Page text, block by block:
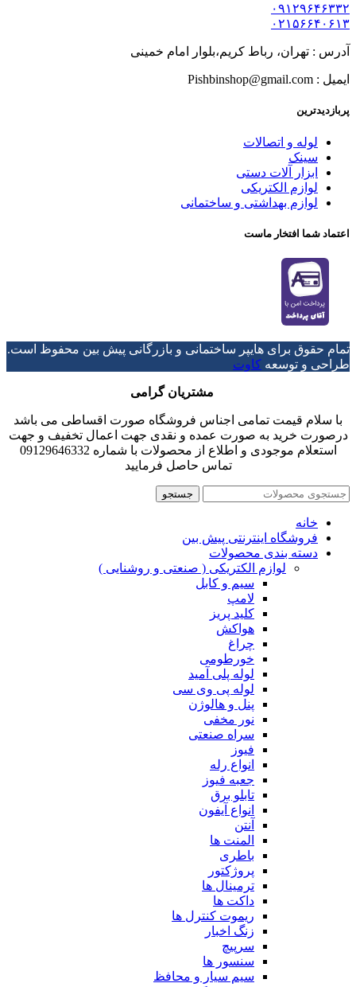
۰۹۱۲۹۶۴۶۳۳۲
۰۲۱۵۶۶۴۰۶۱۳
آدرس : تهران، رباط کریم،بلوار امام خمینی
ایمیل : Pishbinshop@gmail.com
پربازدیدترین
لوله و اتصالات
سینک
ابزار آلات دستی
لوازم الکتریکی
لوازم بهداشتی و ساختمانی
اعتماد شما افتخار ماست
تمام حقوق برای هایپر ساختمانی و بازرگانی پیش بین محفوظ است.
طراحی و توسعه کاوت
مشتریان گرامی
با سلام قیمت تمامی اجناس فروشگاه صورت اقساطی می باشد
درصورت خرید به صورت عمده و نقدی جهت اعمال تخفیف و جهت
استعلام موجودی و اطلاع از محصولات با شماره 09129646332
تماس حاصل فرمایید
جستجو
خانه
فروشگاه اینترنتی پیش بین
دسته بندی محصولات
لوازم الکتریکی ( صنعتی و روشنایی )
سیم و کابل
لامپ
کلید پریز
هواکش
چراغ
خورطومی
لوله پلی آمید
لوله پی وی سی
پنل و هالوژن
نور مخفی
سراه صنعتی
فیوز
انواع رله
جعبه فیوز
تابلو برق
انواع آیفون
آنتن
المنت ها
باطری
پروژکتور
ترمینال ها
داکت ها
ریموت کنترل ها
زنگ اخبار
سرپیچ
سنسور ها
سیم سیار و محافظ